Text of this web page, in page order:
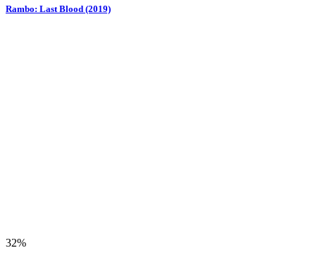
Rambo: Last Blood (2019)
32%